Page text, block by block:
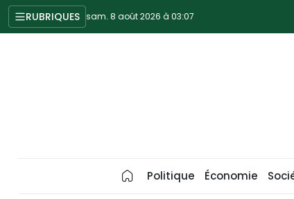
RUBRIQUES sam. 8 août 2026 à 03:07
Politique Économie